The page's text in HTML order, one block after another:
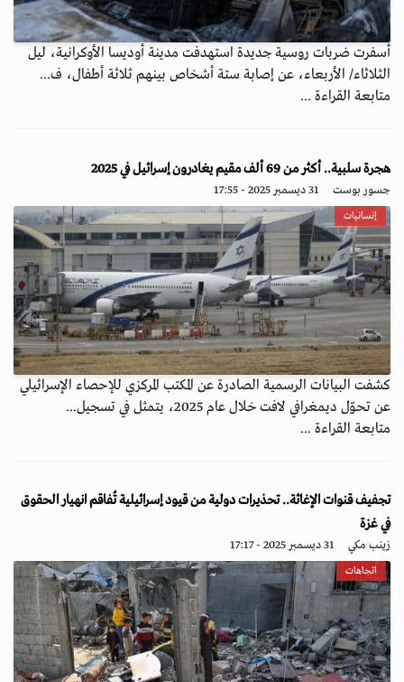
أسفرت ضربات روسية جديدة استهدفت مدينة أوديسا الأوكرانية، ليل
الثلاثاء/ الأربعاء، عن إصابة ستة أشخاص بينهم ثلاثة أطفال، ف...
متابعة القراءة ...
هجرة سلبية.. أكثر من 69 ألف مقيم يغادرون إسرائيل في 2025
جسور بوست 31 ديسمبر 2025 - 17:55
إنسانيات
كشفت البيانات الرسمية الصادرة عن المكتب المركزي للإحصاء الإسرائيلي
عن تحوّل ديمغرافي لافت خلال عام 2025، يتمثل في تسجيل...
متابعة القراءة ...
تجفيف قنوات الإغاثة.. تحذيرات دولية من قيود إسرائيلية تُفاقم انهيار الحقوق
في غزة
زينب مكي 31 ديسمبر 2025 - 17:17
اتجاهات